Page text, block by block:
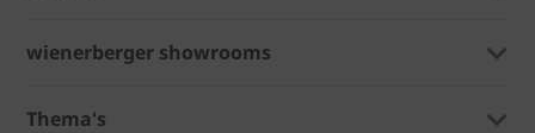
wienerberger showrooms
Thema's